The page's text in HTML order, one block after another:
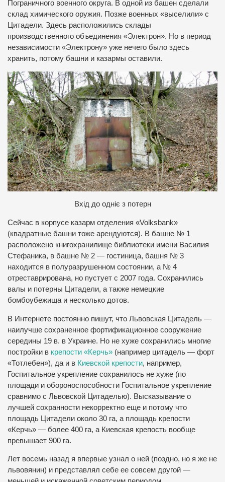
Пограничного военного округа. В одной из башен сделали
склад химического оружия. Позже военных «выселили» с
Цитадели. Здесь расположились склады
производственного объединения «Электрон». Но в период
независимости «Электрону» уже нечего было здесь
хранить, потому башни и казармы оставили.
Вхід до одніє з потерн
Сейчас в корпусе казарм отделения «Volksbank»
(квадратные башни тоже арендуются). В башне № 1
расположено книгохранилище библиотеки имени Василия
Стефаника, в башне № 2 — гостиница, башня № 3
находится в полуразрушенном состоянии, а № 4
отреставрирована, но пустует с 2007 года. Сохранились
валы и потерны Цитадели, а также немецкие
бомбоубежища и несколько дотов.
В Интернете постоянно пишут, что Львовская Цитадель —
наилучше сохраненное фортификационное сооружение
середины 19 в. в Украине. Но не хуже сохранились многие
постройки в крепости «Керчь» (например цитадель — форт
«Тотлебен»), да и в Киевской крепости, например,
Госпитальное укрепление сохранилось не хуже (по
площади и обороноспособности Госпитальное укрепление
сравнимо с Львовской Цитаделью). Высказывание о
лучшей сохранности некорректно еще и потому что
площадь Цитадели около 30 га, а площадь крепости
«Керчь» — более 400 га, а Киевская крепость вообще
превышает 900 га.
Лет восемь назад я впервые узнал о ней (поздно, но я же не
львовянин) и представлял себе ее совсем другой —